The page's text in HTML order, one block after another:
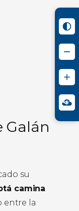
Galán
su
camina
entre la